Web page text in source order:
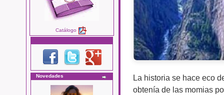
Catálogo
Novedades
La historia se hace eco
obtenía de las momias